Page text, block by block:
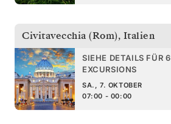
Civitavecchia (Rom), Italien
SIEHE DETAILS FÜR 6
EXCURSIONS
SA., 7. OKTOBER
07:00 - 00:00